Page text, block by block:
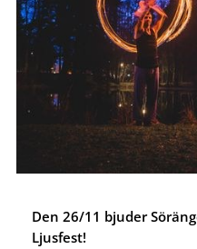
Den 26/11 bjuder
Ljusfest!